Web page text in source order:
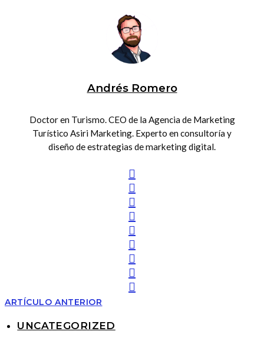
Andrés Romero
Doctor en Turismo. CEO de la Agencia de Marketing
Turístico Asiri Marketing. Experto en consultoría y
diseño de estrategias de marketing digital.
ARTÍCULO ANTERIOR
UNCATEGORIZED